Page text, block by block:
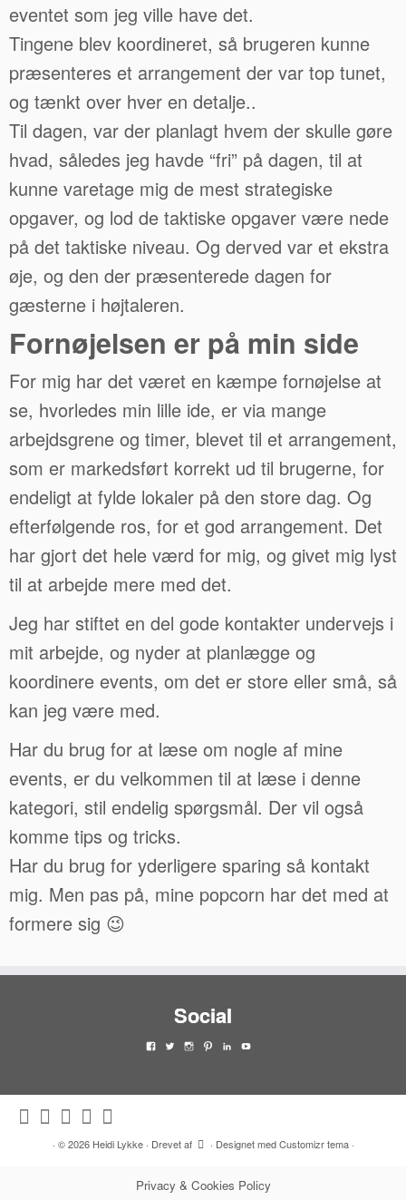
eventet som jeg ville have det.
Tingene blev koordineret, så brugeren kunne
præsenteres et arrangement der var top tunet,
og tænkt over hver en detalje..
Til dagen, var der planlagt hvem der skulle gøre
hvad, således jeg havde “fri” på dagen, til at
kunne varetage mig de mest strategiske
opgaver, og lod de taktiske opgaver være nede
på det taktiske niveau. Og derved var et ekstra
øje, og den der præsenterede dagen for
gæsterne i højtaleren.
Fornøjelsen er på min side
For mig har det været en kæmpe fornøjelse at
se, hvorledes min lille ide, er via mange
arbejdsgrene og timer, blevet til et arrangement,
som er markedsført korrekt ud til brugerne, for
endeligt at fylde lokaler på den store dag. Og
efterfølgende ros, for et god arrangement. Det
har gjort det hele værd for mig, og givet mig lyst
til at arbejde mere med det.
Jeg har stiftet en del gode kontakter undervejs i
mit arbejde, og nyder at planlægge og
koordinere events, om det er store eller små, så
kan jeg være med.
Har du brug for at læse om nogle af mine
events, er du velkommen til at læse i denne
kategori, stil endelig spørgsmål. Der vil også
komme tips og tricks.
Har du brug for yderligere sparing så kontakt
mig. Men pas på, mine popcorn har det med at
formere sig 😉
Social
View ViewView View ViewView
· © 2026 Heidi Lykke· Drevet af · Designet medCustomizr tema·
Privacy & Cookies Policy